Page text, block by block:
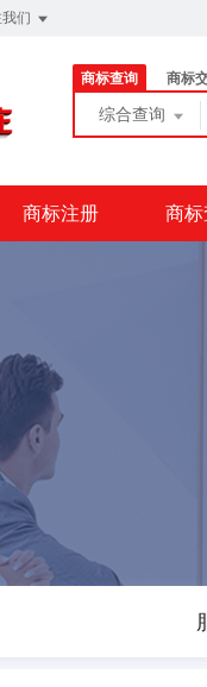
们
商标查询 商标
综合查询
商标注册 商标